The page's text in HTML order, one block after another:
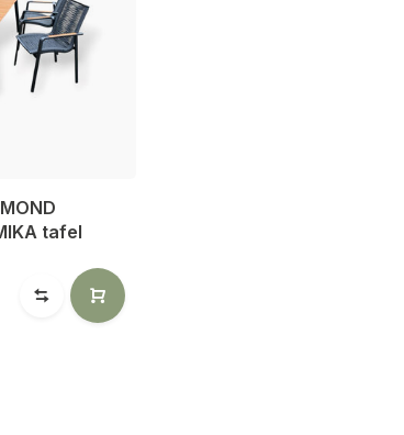
tafel